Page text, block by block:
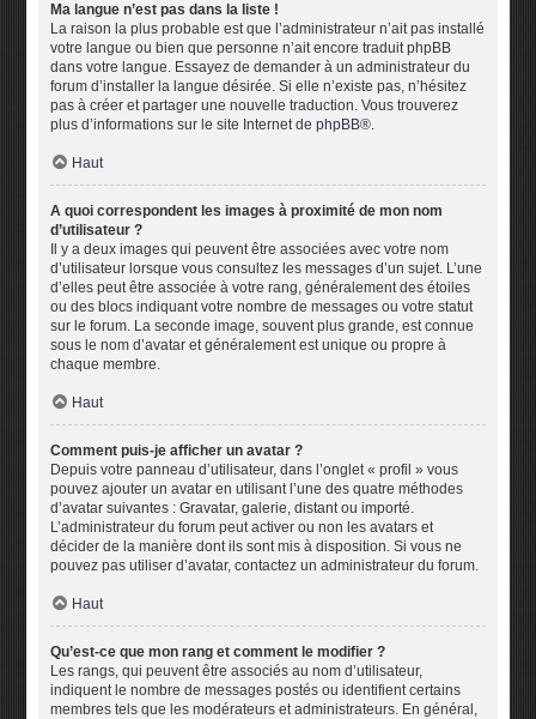
Ma langue n’est pas dans la liste !
La raison la plus probable est que l’administrateur n’ait pas installé
votre langue ou bien que personne n’ait encore traduit phpBB
dans votre langue. Essayez de demander à un administrateur du
forum d’installer la langue désirée. Si elle n’existe pas, n’hésitez
pas à créer et partager une nouvelle traduction. Vous trouverez
plus d’informations sur le site Internet dephpBB®.
Haut
A quoi correspondent les images à proximité de mon nom
d’utilisateur ?
Il y a deux images qui peuvent être associées avec votre nom
d’utilisateur lorsque vous consultez les messages d’un sujet. L’une
d’elles peut être associée à votre rang, généralement des étoiles
ou des blocs indiquant votre nombre de messages ou votre statut
sur le forum. La seconde image, souvent plus grande, est connue
sous le nom d’avatar et généralement est unique ou propre à
chaque membre.
Haut
Comment puis-je afficher un avatar ?
Depuis votre panneau d’utilisateur, dans l’onglet « profil » vous
pouvez ajouter un avatar en utilisant l’une des quatre méthodes
d’avatar suivantes : Gravatar, galerie, distant ou importé.
L’administrateur du forum peut activer ou non les avatars et
décider de la manière dont ils sont mis à disposition. Si vous ne
pouvez pas utiliser d’avatar, contactez un administrateur du forum.
Haut
Qu’est-ce que mon rang et comment le modifier ?
Les rangs, qui peuvent être associés au nom d’utilisateur,
indiquent le nombre de messages postés ou identifient certains
membres tels que les modérateurs et administrateurs. En général,